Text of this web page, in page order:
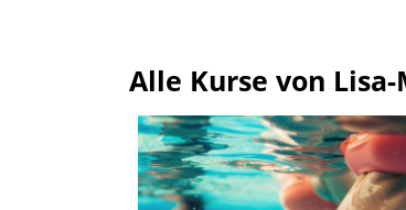
Alle Kurse von